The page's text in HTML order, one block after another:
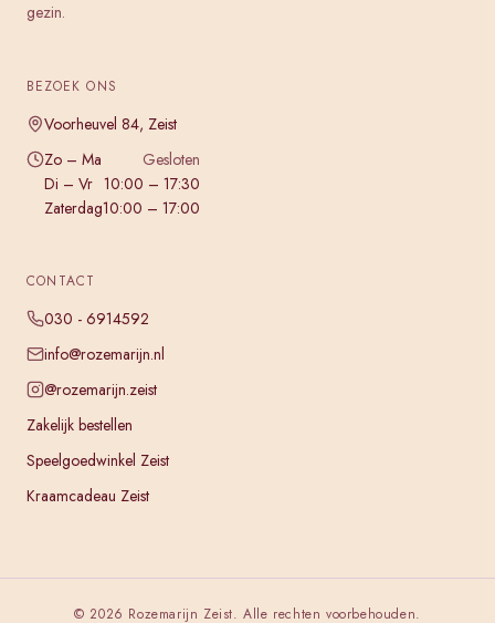
gezin.
BEZOEK ONS
Voorheuvel 84, Zeist
Zo – Ma
Gesloten
Di – Vr 10:00 – 17:30
Zaterdag10:00 – 17:00
CONTACT
030 - 6914592
info@rozemarijn.nl
@rozemarijn.zeist
Zakelijk bestellen
Speelgoedwinkel Zeist
Kraamcadeau Zeist
© 2026 Rozemarijn Zeist. Alle rechten voorbehouden.